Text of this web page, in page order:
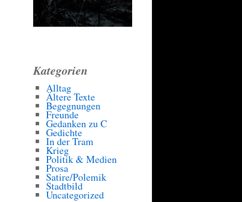
Kategorien
Alltag
Ältere Texte
Begegnungen
Freunde
Gedanken zu C
Gedichte
In der Tram
Krieg
Politik & Medien
Prosa
Satire/Polemik
Stadtbild
Uncategorized